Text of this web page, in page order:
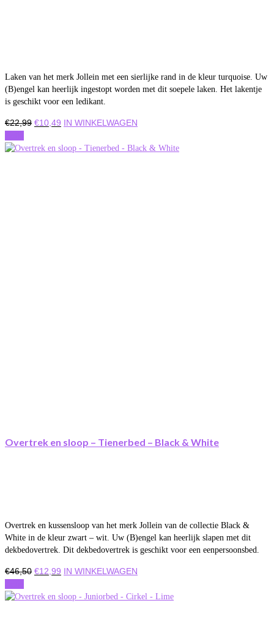
Laken van het merk Jollein met een sierlijke rand in de kleur turquoise. Uw
(B)engel kan heerlijk ingestopt worden met dit soepele laken. Het lakentje
is geschikt voor een ledikant.
€22,99 Oorspronkelijke
was:
€10,49 Huidige
is:
IN WINKELWAGEN
Overtrek en sloop – Tienerbed – Black & White
Overtrek en kussensloop van het merk Jollein van de collectie Black &
White in de kleur zwart – wit. Uw (B)engel kan heerlijk slapen met dit
dekbedovertrek. Dit dekbedovertrek is geschikt voor een eenpersoonsbed.
€46,50 Oorspronkelijke
was:
€12,99 Huidige
is:
IN WINKELWAGEN